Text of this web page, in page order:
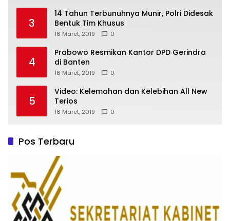
3
14 Tahun Terbunuhnya Munir, Polri Didesak
Bentuk Tim Khusus
16 Maret, 2019 0
4
Prabowo Resmikan Kantor DPD Gerindra
di Banten
16 Maret, 2019 0
5
Video: Kelemahan dan Kelebihan All New
Terios
16 Maret, 2019 0
Pos Terbaru